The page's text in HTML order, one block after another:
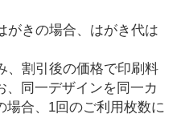
きの場合、はがき代は
割引後の価格で印刷料
、同一デザインを同一カ
場合、1回のご利用枚数に